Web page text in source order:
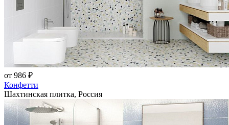
от 986 ₽
Конфетти
Шахтинская плитка, Россия